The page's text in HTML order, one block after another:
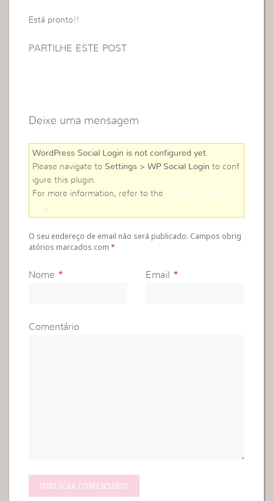
Está pronto!!
PARTILHE ESTE POST
Deixe uma mensagem
WordPress Social Login is not configured yet
Please navigate to Settings > WP Social Login to conf
igure this plugin.
For more information, refer to the
online user guid
e
O seu endereço de email não será publicado. Campos obrig
atórios marcados com*
Nome * Email *
Comentário